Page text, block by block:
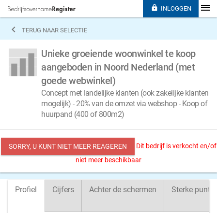
 TERUG NAAR SELECTIE
Unieke groeiende woonwinkel te koop
aangeboden in Noord Nederland (met
goede webwinkel)
Concept met landelijke klanten (ook zakelijke klanten
mogelijk) - 20% van de omzet via webshop - Koop of
huurpand (400 of 800m2)
SORRY, U KUNT NIET MEER REAGEREN
Dit bedrijf is verkocht en/of
niet meer beschikbaar
Profiel Cijfers Achter de schermen Sterke
 INLOGGEN